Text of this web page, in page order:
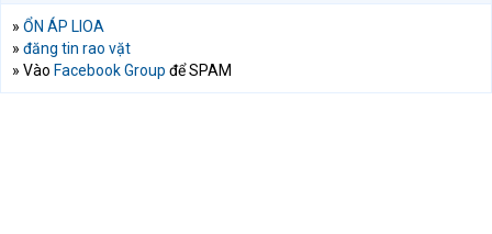
» ỔN ÁP LIOA
» đăng tin rao vặt
» Vào Facebook Group để SPAM